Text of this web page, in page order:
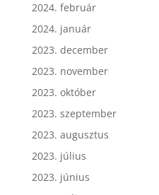
2024. február
2024. január
2023. december
2023. november
2023. október
2023. szeptember
2023. augusztus
2023. július
2023. június